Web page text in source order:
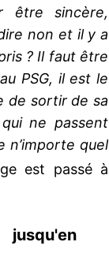
être sincère,
non et il y a
? Il faut être
PSG, il est le
de sortir de sa
ne passent
n’importe quel
est passé à